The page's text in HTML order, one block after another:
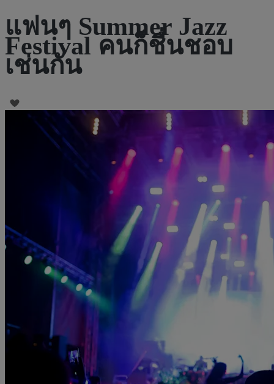
แฟนๆ Summer Jazz
Festival คนก็ชื่นชอบ
เช่นกัน